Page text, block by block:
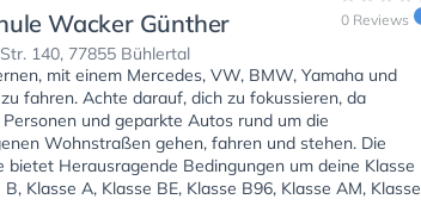
Wacker Günther
140, 77855 Bühlertal
0 Reviews
mit einem Mercedes, VW, BMW, Yamaha und
fahren. Achte darauf, dich zu fokussieren, da
und geparkte Autos rund um die
Wohnstraßen gehen, fahren und stehen. Die
bietet Herausragende Bedingungen um deine Klasse
B, Klasse A, Klasse BE, Klasse B96, Klasse AM, Klasse
C1, Klasse C1E, Klasse C, Klasse CE, Klasse T und